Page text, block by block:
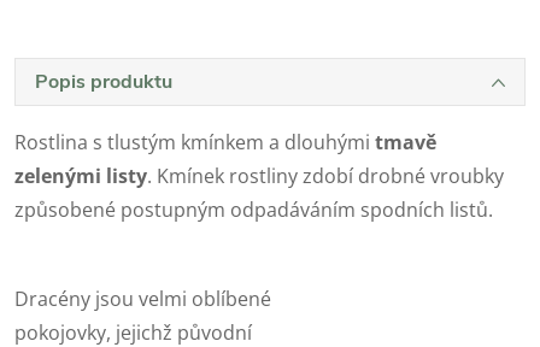
Popis produktu
Rostlina s tlustým kmínkem a dlouhými tmavě
zelenými listy. Kmínek rostliny zdobí drobné vroubky
způsobené postupným odpadáváním spodních listů.
Dracény jsou velmi oblíbené
pokojovky, jejichž původní